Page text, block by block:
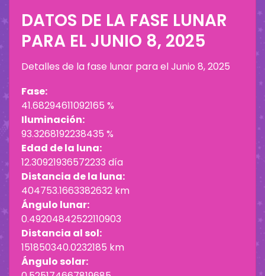
DATOS DE LA FASE LUNAR
PARA EL JUNIO 8, 2025
Detalles de la fase lunar para elJunio 8, 2025
Fase:
41.68294611092165 %
Iluminación:
93.3268192238435 %
Edad de la luna:
12.30921936572233 día
Distancia de la luna:
404753.1663382632 km
Ángulo lunar:
0.49204842522110903
Distancia al sol:
151850340.0232185 km
Ángulo solar: